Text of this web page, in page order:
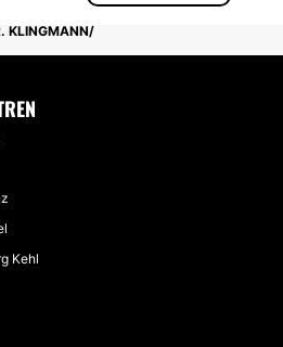
UND UNKOMPLIZIERTE
KLINGMANN
Kehl